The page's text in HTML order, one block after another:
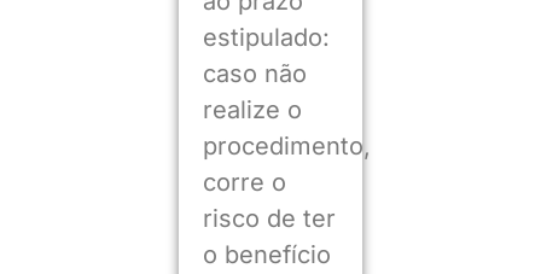
estipulado:
caso não
realize o
procedimento,
corre o
risco de ter
o benefício